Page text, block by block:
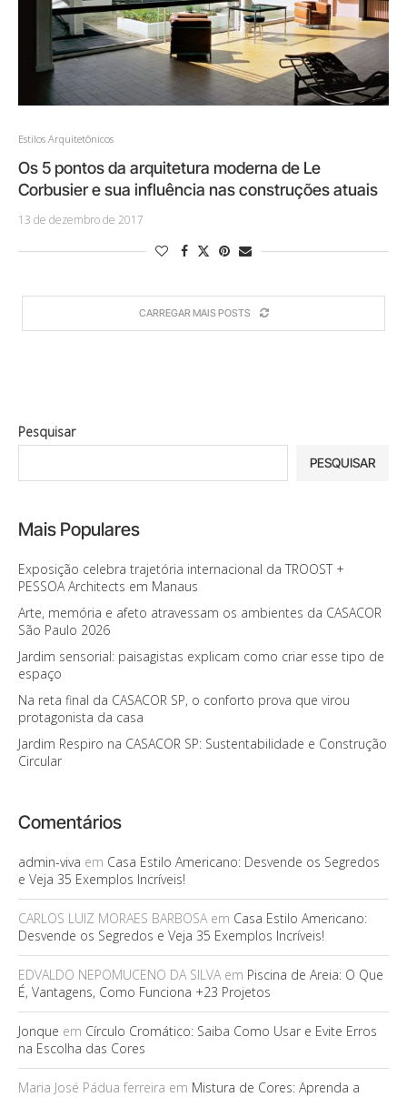
Estilos Arquitetônicos
Os 5 pontos da arquitetura moderna de Le
Corbusier e sua influência nas construções atuais
13 de dezembro de 2017
CARREGAR MAIS POSTS
Pesquisar
PESQUISAR
Mais Populares
Exposição celebra trajetória internacional da TROOST +
PESSOA Architects em Manaus
Arte, memória e afeto atravessam os ambientes da CASACOR
São Paulo 2026
Jardim sensorial: paisagistas explicam como criar esse tipo de
espaço
Na reta final da CASACOR SP, o conforto prova que virou
protagonista da casa
Jardim Respiro na CASACOR SP: Sustentabilidade e Construção
Circular
Comentários
admin-viva em Casa Estilo Americano: Desvende os Segredos
e Veja 35 Exemplos Incríveis!
CARLOS LUIZ MORAES BARBOSAem Casa Estilo Americano:
Desvende os Segredos e Veja 35 Exemplos Incríveis!
EDVALDO NEPOMUCENO DA SILVAem Piscina de Areia: O Que
É, Vantagens, Como Funciona +23 Projetos
Jonque em Círculo Cromático: Saiba Como Usar e Evite Erros
na Escolha das Cores
Maria José Pádua ferreira em Mistura de Cores: Aprenda a